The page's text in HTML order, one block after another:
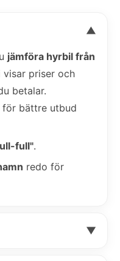
▼
jämföra hyrbil från
visar priser och
betalar.
för bättre utbud
full".
redo för
▼